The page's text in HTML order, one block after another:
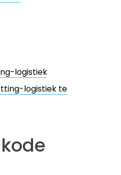
logistiek
logistiek te